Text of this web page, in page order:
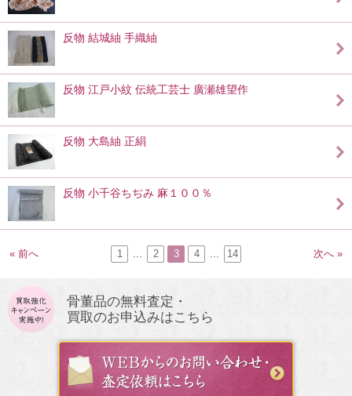
反物 結城紬 手織紬
反物 江戸小紋 伝統工芸士 廣瀬雄望作
反物 大島紬 正絹
反物 小千谷ちぢみ 麻１００％
« 前へ 1 ... 2 3 4 ... 14 次へ »
骨董品の無料査定・
買取のお申込みはこちら